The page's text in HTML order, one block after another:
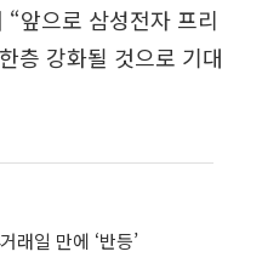
앞으로 삼성전자 프리
층 강화될 것으로 기대
래일 만에 ‘반등’